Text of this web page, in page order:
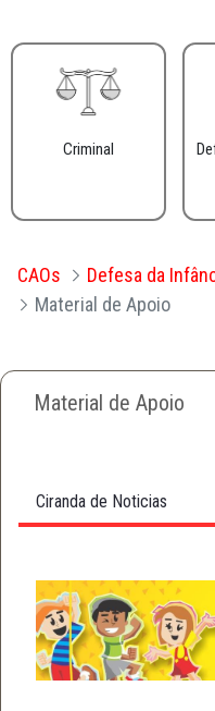
Criminal
CAOs
Defesa da
Material de Apoio
Material de Apoio
Ciranda de Noticias